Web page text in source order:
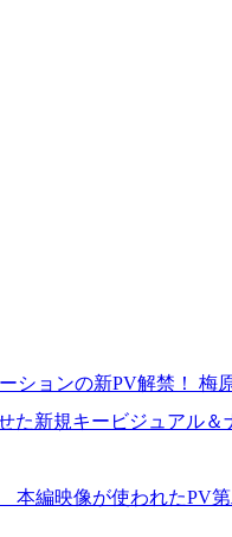
ションの新PV解禁！ 梅
た新規キービジュアル＆
本編映像が使われたPV